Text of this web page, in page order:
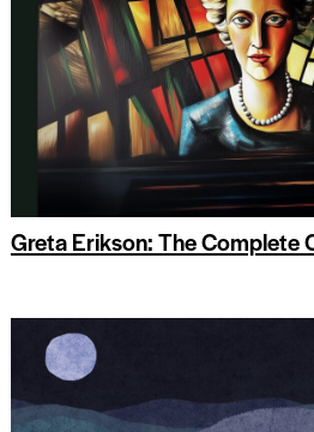
Greta Erikson: The Complete